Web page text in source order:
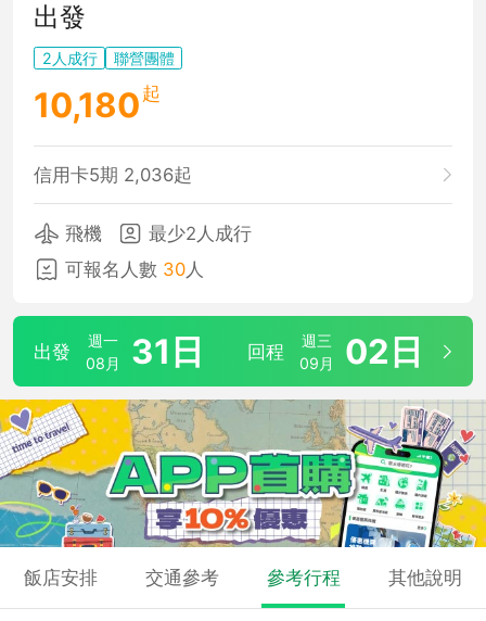
出發
2人成行 聯營團體
10,180 起
信用卡5期 2,036起
飛機
最少2人成行
可報名人數 30人
出發
週一
08月
31日 回程
週三
09月
02日
飯店安排 交通參考 參考行程 其他說明